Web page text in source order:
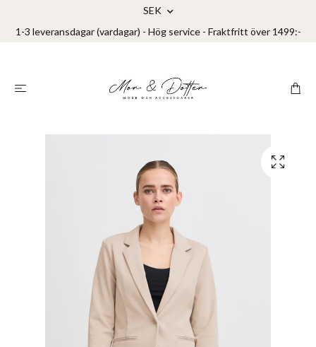
SEK
1-3 leveransdagar (vardagar) - Hög service - Fraktfritt över 1499:-